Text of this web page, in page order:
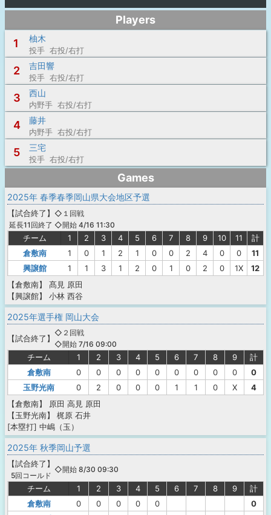
Players
1
柚木
投手 右投/右打
2 吉田響
投手 右投/右打
3 西山
内野手 右投/右打
4 藤井
内野手 右投/右打
5 三宅
投手 右投/右打
Games
2025年 春季春季岡山県大会地区予選
【試合終了 】
延長11回終了
◇１回戦
◇開始 4/16 11:30
チーム 1 2 3 4 5 6 7 8 9 10 11
計
倉敷南
1 0 1 2 1 0 0 2 4 0 0
11
興譲館
1 1 3 1 2 0 1 0 2 0 1X
12
【倉敷南】
髙見 原田
【興譲館】
小林 西谷
2025年選手権 岡山大会
【試合終了 】
◇２回戦
◇開始 7/16 09:00
チーム 1 2 3 4 5 6 7 8 9
計
倉敷南
0 0 0 0 0 0 0 0 0
0
玉野光南
0 2 0 0 0 1 1 0 X
4
【倉敷南】
原田 高見 原田
【玉野光南】
梶原 石井
[本塁打] 中嶋（玉）
2025年 秋季岡山予選
【試合終了 】
5回コールド
◇開始 8/30 09:30
チーム 1 2 3 4 5 6 7 8 9
計
倉敷南
0 0 0 0 0
0